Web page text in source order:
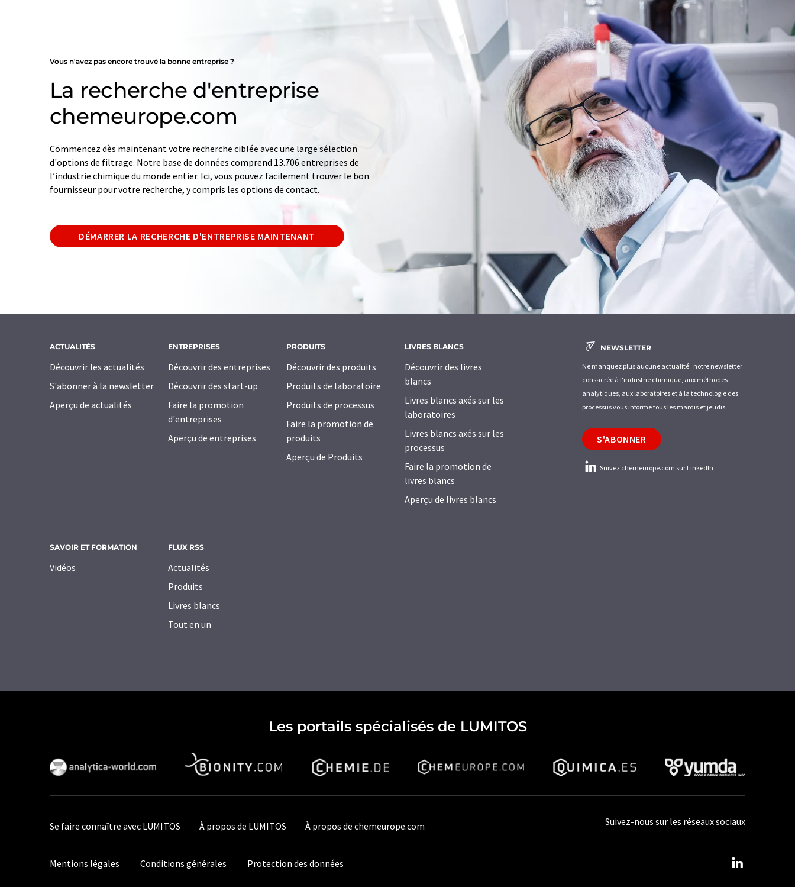
Vous n'avez pas encore trouvé la bonne entreprise ?
La recherche d'entreprise
chemeurope.com
Commencez dès maintenant votre recherche ciblée avec une large sélection
d'options de filtrage. Notre base de données comprend 13.706 entreprises de
l’industrie chimique du monde entier. Ici, vous pouvez facilement trouver le bon
fournisseur pour votre recherche, y compris les options de contact.
DÉMARRER LA RECHERCHE D'ENTREPRISE MAINTENANT
ACTUALITÉS
Découvrir les actualités
S'abonner à la newsletter
Aperçu de actualités
ENTREPRISES
Découvrir des entreprises
Découvrir des start-up
Faire la promotion
d'entreprises
Aperçu de entreprises
PRODUITS
Découvrir des produits
Produits de laboratoire
Produits de processus
Faire la promotion de
produits
Aperçu de Produits
LIVRES BLANCS
Découvrir des livres
blancs
Livres blancs axés sur les
laboratoires
Livres blancs axés sur les
processus
Faire la promotion de
livres blancs
Aperçu de livres blancs
SAVOIR ET FORMATION
Vidéos
FLUX RSS
Actualités
Produits
Livres blancs
Tout en un
NEWSLETTER
Ne manquez plus aucune actualité : notre newsletter
consacrée à l'industrie chimique, aux méthodes
analytiques, aux laboratoires et à la technologie des
processus vous informe tous les mardis et jeudis.
S'ABONNER
Suivez chemeurope.com sur LinkedIn
Les portails spécialisés de LUMITOS
Se faire connaître avec LUMITOS À propos de LUMITOS À propos de chemeurope.com
Mentions légales Conditions générales Protection des données
Suivez-nous sur les réseaux sociaux